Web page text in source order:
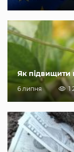
Як підвищити
6 липня 1